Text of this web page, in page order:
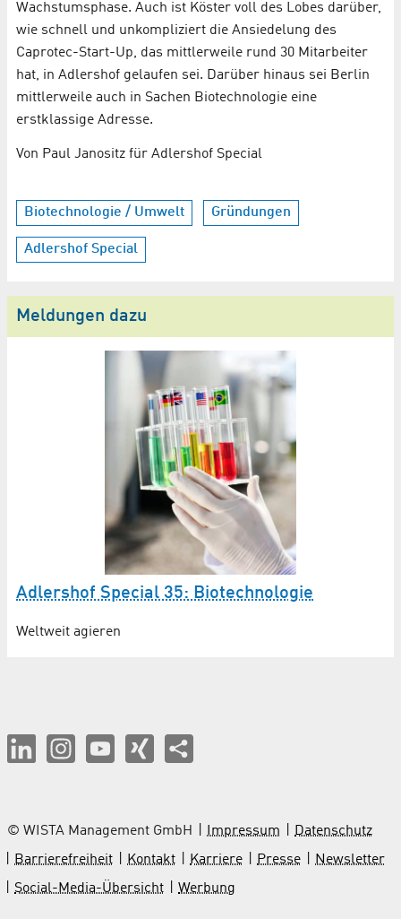
Wachstumsphase. Auch ist Köster voll des Lobes darüber,
wie schnell und unkompliziert die Ansiedelung des
Caprotec-Start-Up, das mittlerweile rund 30 Mitarbeiter
hat, in Adlershof gelaufen sei. Darüber hinaus sei Berlin
mittlerweile auch in Sachen Biotechnologie eine
erstklassige Adresse.
Von Paul Janositz für Adlershof Special
Biotechnologie / Umwelt Gründungen
Adlershof Special
Meldungen dazu
Adlershof Special 35: Biotechnologie
Weltweit agieren
© WISTA Management GmbH Impressum
Datenschutz
Barrierefreiheit
Kontakt Karriere Presse
Newsletter
Social-Media-Übersicht
Werbung